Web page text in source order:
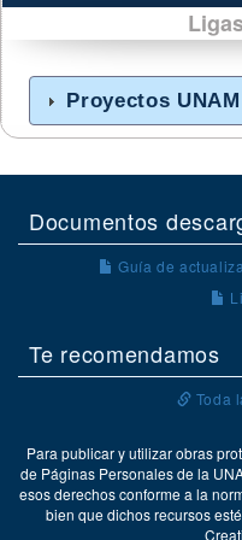
Proyectos UNAM
Documentos
Guía de
Te recomendamos
Toda
Para publicar y utilizar obras
de Páginas Personales de la
esos derechos conforme a la
bien que dichos recursos